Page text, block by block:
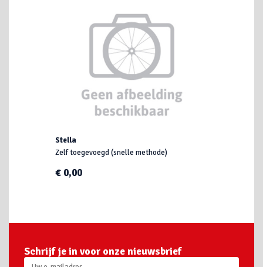
Stella
Zelf toegevoegd (snelle methode)
€ 0,00
Schrijf je in voor onze nieuwsbrief